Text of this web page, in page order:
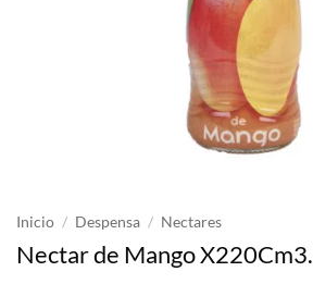
Inicio / Despensa / Nectares
Nectar de Mango X220Cm3.